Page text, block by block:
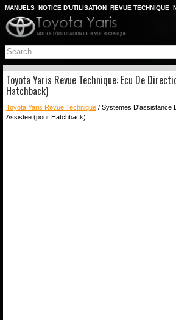
MANUELS NOTICE D'UTILISATION REVUE TECHNIQUE
PLAN DU SITE
CHERCHER
Toyota Yaris Revue Technique: Ecu De
Hatchback)
Toyota Yaris Revue Technique / Systemes D'assistance
Assistee (pour Hatchback)